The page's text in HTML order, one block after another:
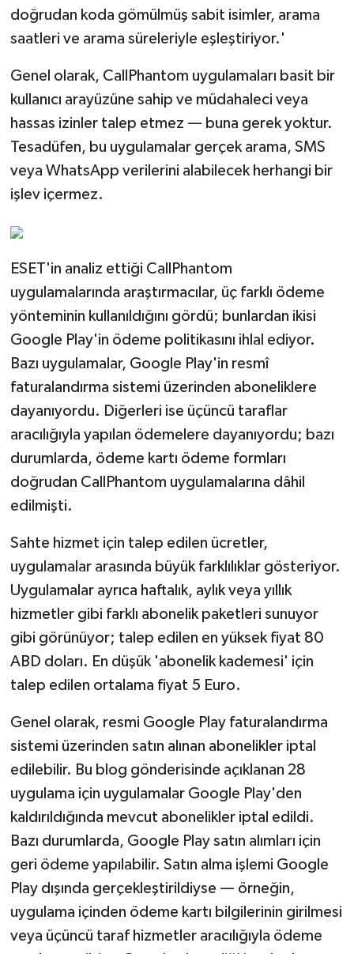
doğrudan koda gömülmüş sabit isimler, arama
saatleri ve arama süreleriyle eşleştiriyor.'
Genel olarak, CallPhantom uygulamaları basit bir
kullanıcı arayüzüne sahip ve müdahaleci veya
hassas izinler talep etmez — buna gerek yoktur.
Tesadüfen, bu uygulamalar gerçek arama, SMS
veya WhatsApp verilerini alabilecek herhangi bir
işlev içermez.
ESET'in analiz ettiği CallPhantom
uygulamalarında araştırmacılar, üç farklı ödeme
yönteminin kullanıldığını gördü; bunlardan ikisi
Google Play'in ödeme politikasını ihlal ediyor.
Bazı uygulamalar, Google Play'in resmî
faturalandırma sistemi üzerinden aboneliklere
dayanıyordu. Diğerleri ise üçüncü taraflar
aracılığıyla yapılan ödemelere dayanıyordu; bazı
durumlarda, ödeme kartı ödeme formları
doğrudan CallPhantom uygulamalarına dâhil
edilmişti.
Sahte hizmet için talep edilen ücretler,
uygulamalar arasında büyük farklılıklar gösteriyor.
Uygulamalar ayrıca haftalık, aylık veya yıllık
hizmetler gibi farklı abonelik paketleri sunuyor
gibi görünüyor; talep edilen en yüksek fiyat 80
ABD doları. En düşük 'abonelik kademesi' için
talep edilen ortalama fiyat 5 Euro.
Genel olarak, resmi Google Play faturalandırma
sistemi üzerinden satın alınan abonelikler iptal
edilebilir. Bu blog gönderisinde açıklanan 28
uygulama için uygulamalar Google Play'den
kaldırıldığında mevcut abonelikler iptal edildi.
Bazı durumlarda, Google Play satın alımları için
geri ödeme yapılabilir. Satın alma işlemi Google
Play dışında gerçekleştirildiyse — örneğin,
uygulama içinden ödeme kartı bilgilerinin girilmesi
veya üçüncü taraf hizmetler aracılığıyla ödeme